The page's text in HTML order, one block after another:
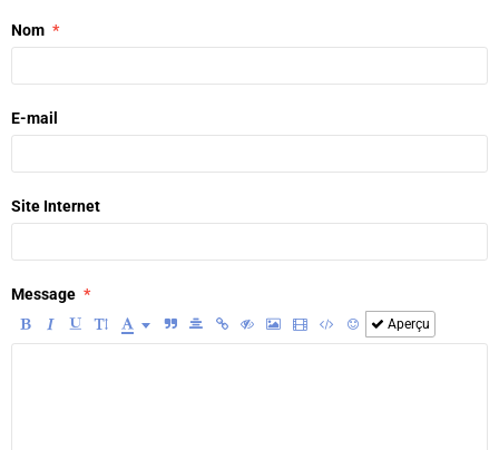
Nom
E-mail
Site Internet
Message
Aperçu